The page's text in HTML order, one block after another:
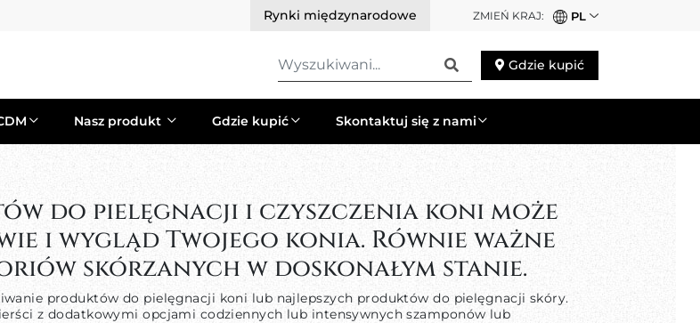
Rynki międzynarodowe ZMIEŃ KRAJ: PL
Wyszukiwani Gdzie kupić
Nasz produkt Gdzie kupić Skontaktuj się z nami
do pielęgnacji i czyszczenia koni może
i wygląd Twojego konia. Równie ważne
skórzanych w doskonałym stanie.
produktów do pielęgnacji koni lub najlepszych produktów do pielęgnacji skóry.
z dodatkowymi opcjami codziennych lub intensywnych szamponów lub